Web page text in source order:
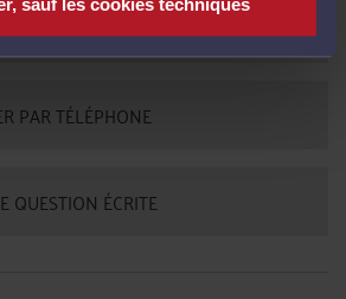
EN CABINET
PAR TÉLÉPHONE
QUESTION ÉCRITE